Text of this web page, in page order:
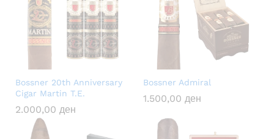
Bossner 20th Anniversary
Cigar Martin T.E.
2.000,00 ден
Bossner Admiral
1.500,00 ден